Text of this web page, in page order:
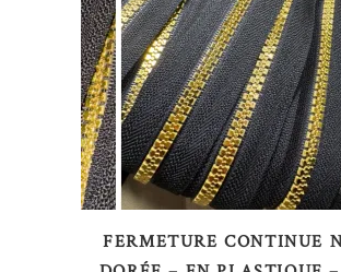
CHOIX DES OPTIONS
FERMETURE CONTINUE